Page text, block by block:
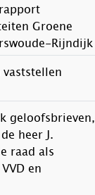
Groene
Rijndijk
geloofsbrieven,
heer J.
raad als
en